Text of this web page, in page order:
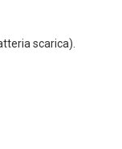
scarica).